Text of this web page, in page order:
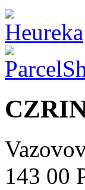
143 00